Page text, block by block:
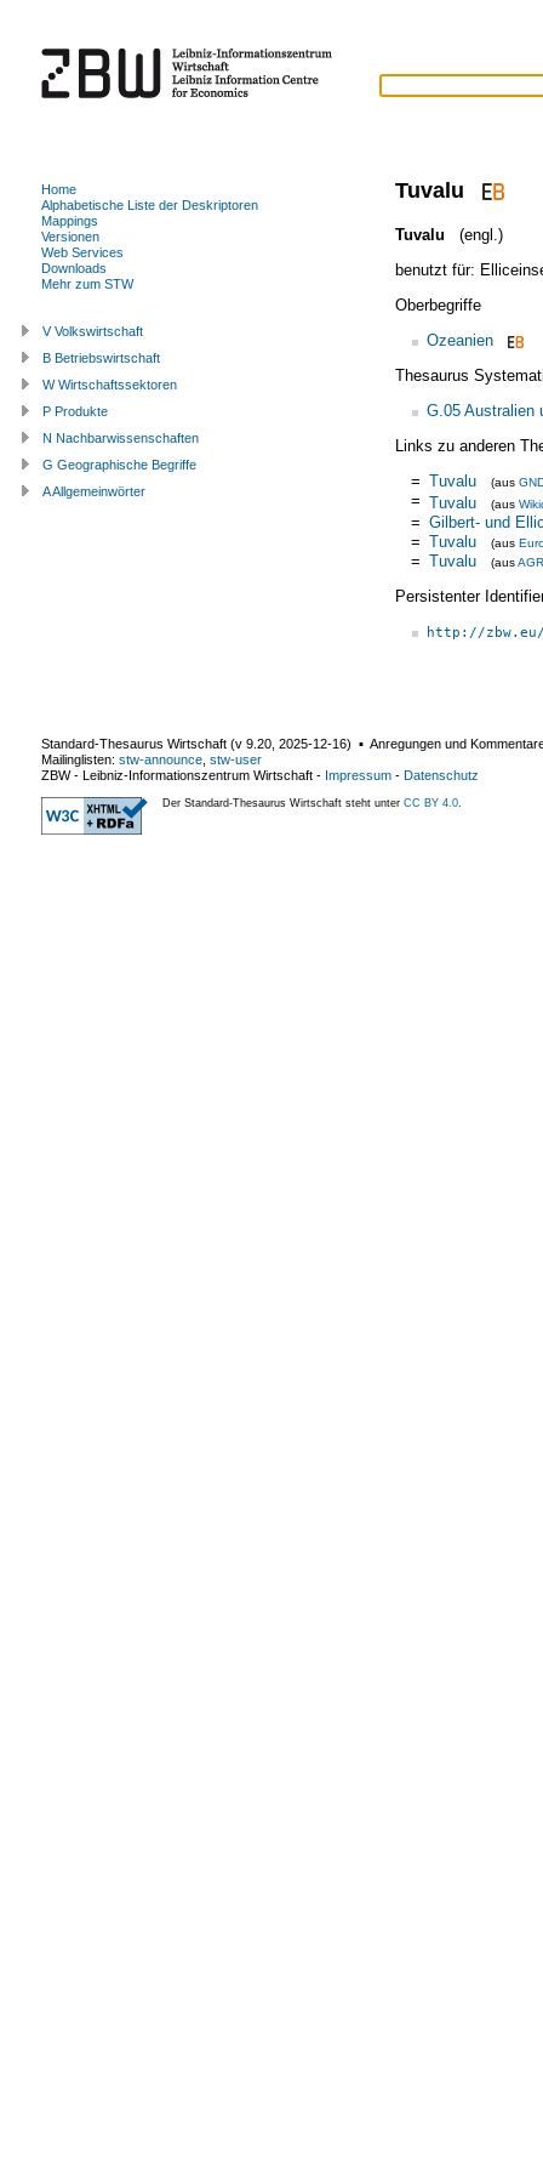
Tuvalu
Tuvalu
(engl.)
benutzt für:
Oberbegriffe
Ozeanien
Thesaurus
G.05 Australien
Links zu anderen
= Tuvalu (aus
= Tuvalu (aus
= Gilbert- und
= Tuvalu (aus
= Tuvalu (aus
Persistenter
http://
Home
Alphabetische Liste der Deskriptoren
Mappings
Versionen
Web Services
Downloads
Mehr zum STW
V Volkswirtschaft
B Betriebswirtschaft
W Wirtschaftssektoren
P Produkte
N Nachbarwissenschaften
G Geographische Begriffe
A Allgemeinwörter
Standard-Thesaurus Wirtschaft (v 9.20 2025-12-16) ▪ Anregungen und
Mailinglisten: stw-announce stw-user
ZBW - Leibniz-Informationszentrum Wirtschaft - Impressum - Datenschutz
Der Standard-Thesaurus Wirtschaft steht unter CC BY 4.0